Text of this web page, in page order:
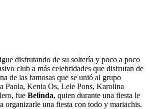
disfrutando de su soltería y poco a poco
club a más celebridades que disfrutan de
de las famosas que se unió al grupo
Paola, Kenia Os, Lele Pons, Karolina
fue Belinda, quien durante una fiesta le
organizarle una fiesta con todo y mariachis.